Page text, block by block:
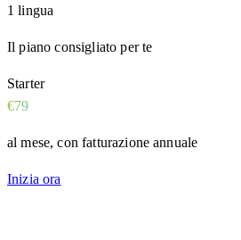
1 lingua
Il piano consigliato per te
Starter
€79
al mese, con fatturazione annuale
Inizia ora